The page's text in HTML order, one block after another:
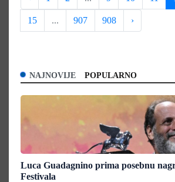
15 ... 907 908 ›
NAJNOVIJE POPULARNO
Luca Guadagnino prima posebnu
Festivala